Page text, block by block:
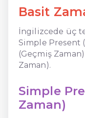
Basit
İngilizcede üç
Simple Present
(Geçmiş
Zaman).
Simple
Zaman)